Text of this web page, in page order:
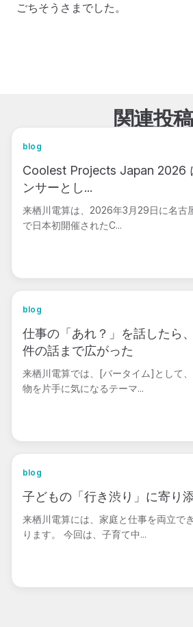
ごちそうさまでした。
関連投稿
blog
Coolest Projects Japan 2026
ンサーとし...
来栖川電算は、2026年3月29日に名古
で日本初開催されたC...
blog
仕事の「あれ？」を話したら
件の話まで広がった
来栖川電算では、[バータイム]として
物を片手に気になるテーマ...
blog
子どもの「行き渋り」に寄り
来栖川電算には、家庭と仕事を両立で
ります。 今回は、子育て中...